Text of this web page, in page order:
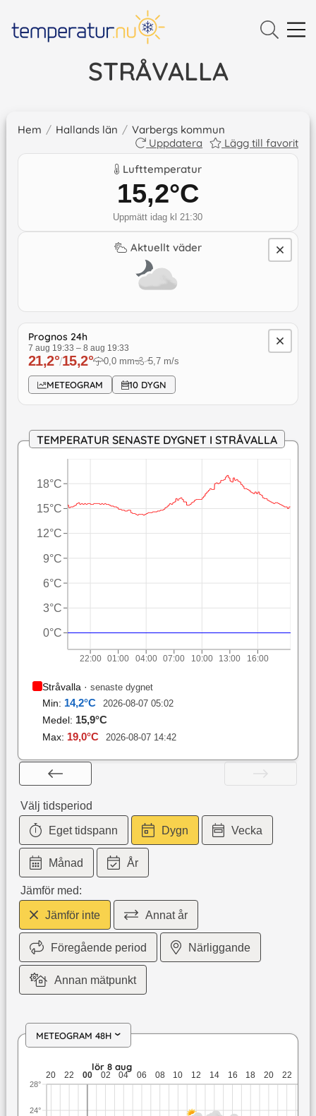
STRÅVALLA
Hem / Hallands län / Varbergs kommun
Uppdatera
Lägg till favorit
Lufttemperatur
15,2°C
Uppmätt idag kl 21:30
Aktuellt väder
Prognos 24h
7 aug 19:33 – 8 aug 19:33
21,2°/15,2° 0,0 mm ↓5,7 m/s
METEOGRAM 10 DYGN
TEMPERATUR SENASTE DYGNET I STRÅVALLA
22:00 01:00 04:00 07:00 10:00 13:00 16:00
0°C
3°C
6°C
9°C
12°C
15°C
18°C
Stråvalla· senaste dygnet
Min: 14,2°C 2026-08-07 05:02
Medel: 15,9°C
Max: 19,0°C 2026-08-07 14:42
Välj tidsperiod
Eget tidspann Dygn Vecka
Månad År
Jämför med:
Jämför inte Annat år
Föregående period Närliggande
Annan mätpunkt
METEOGRAM 48H ›
fre 7 aug: 15,4 till 15,2 grader: ingen nederbörd: upp till
lör 8 aug
20 22 00 02 04 06 08 10 12 14 16 18 20 22
24°
28°